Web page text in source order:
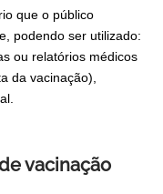
que o público
podendo ser utilizado:
ou relatórios médicos
da vacinação),
vacinação